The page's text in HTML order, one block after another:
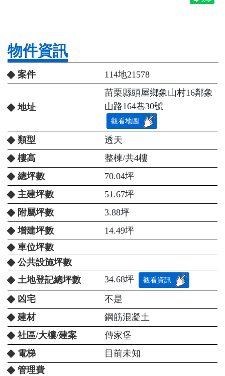
物件資訊
案件 114地21578
地址
苗栗縣頭屋鄉象山村16鄰象
山路164巷30號
觀看地圖
類型
透天
樓高
整棟/共4樓
總坪數
70.04坪
主建坪數
51.67坪
附屬坪數
3.88坪
增建坪數
14.49坪
車位坪數
公共設施坪數
土地登記總坪數
34.68坪 觀看資訊
凶宅
不是
建材
鋼筋混凝土
社區/大樓/建案
傳家堡
電梯
目前未知
管理費